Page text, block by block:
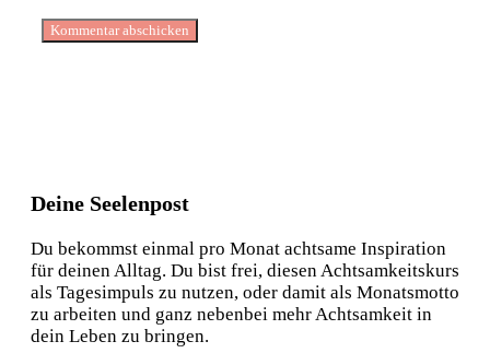
Deine Seelenpost
Du bekommst einmal pro Monat achtsame Inspiration
für deinen Alltag. Du bist frei, diesen Achtsamkeitskurs
als Tagesimpuls zu nutzen, oder damit als Monatsmotto
zu arbeiten und ganz nebenbei mehr Achtsamkeit in
dein Leben zu bringen.